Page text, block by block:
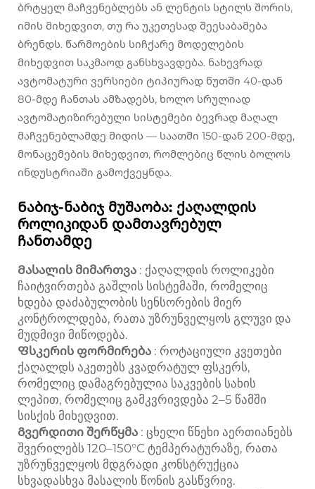
ბრტყელ მაჩვენებლებს ან ლენტის სტილს შორის,
იმის მიხედვით, თუ რა უკეთესად შეესაბამება
ბრენდს. წარმოების სიჩქარე მოდელების
მიხედვით საკმაოდ განსხვავდება. ნახევრად
ავტომატური ვერსიები ტიპიურად წუთში 40-დან
80-მდე ჩანთას ამზადებს, ხოლო სრულიად
ავტომატიზირებული სისტემები ბევრად მაღალ
მაჩვენებლამდე მიდის — საათში 150-დან 200-მდე,
მონაცემების მიხედვით, რომლებიც წლის ბოლოს
ინდუსტრიაში გამოქვეყნდა.
Ნაბიჯ-ნაბიჯ მუშაობა: ქაღალდის
როლიკიდან დამთავრებულ
ჩანთამდე
Მასალის მიმართვა : ქაღალდის როლიკები
ჩაიტვირთება გაშლის სისტემაში, რომელიც
ხდება დაძაბულობის სენსორების მიერ
კონტროლდება, რათა უზრუნველყოს გლუვი და
მუდმივი მიწოდება.
Ფსკერის ფორმირება : როტაციული კვეთები
ქაღალდს აკეთებს კვადრატულ ფსკერს,
რომელიც დამაგრებულია საკვების სახის
ლეპით, რომელიც გამკვრივდება 2–5 წამში
სისქის მიხედვით.
Გვერდითი შერწყმა : ცხელი წნეხი აერთიანებს
შვერილებს 120–150°C ტემპერატურაზე, რათა
უზრუნველყოს მდგრადი კონსტრუქცია
სხვადასხვა მასალის წონის გასწვრივ.